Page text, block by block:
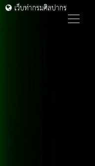
เว็บท่ากรมศิลปากร